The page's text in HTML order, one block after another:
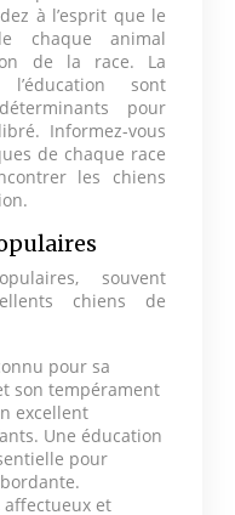
à l’esprit que le
chaque animal
de la race. La
sont
pour
Informez-vous
de chaque race
les chiens
souvent
chiens de
pour sa
son tempérament
excellent
Une éducation
pour
affectueux et